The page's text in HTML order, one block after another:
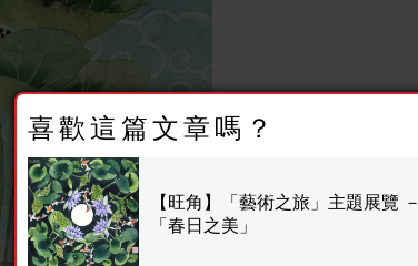
喜歡這篇文章嗎？
【旺角】「藝術之旅」主題展覽 －
「春日之美」